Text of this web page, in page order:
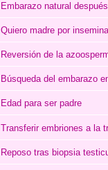
Embarazo natural
Quiero madre por
Reversión de la
Búsqueda del embarazo
Edad para ser padre
Transferir embriones a la
Reposo tras biopsia